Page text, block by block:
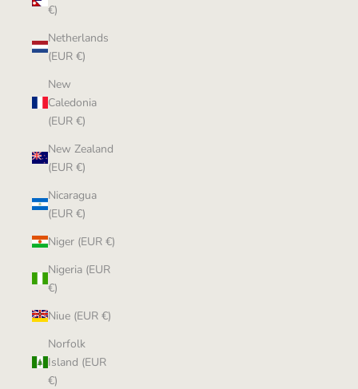
€)
Netherlands
(EUR €)
New
Caledonia
(EUR €)
New Zealand
(EUR €)
Nicaragua
(EUR €)
Niger (EUR €)
Nigeria (EUR
€)
Niue (EUR €)
Norfolk
Island (EUR
€)